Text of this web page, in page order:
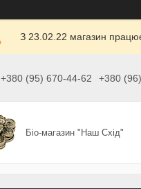
З 23.02.22 магазин
+380 (95) 670-44-62 +380
Біо-магазин "Наш Схід"